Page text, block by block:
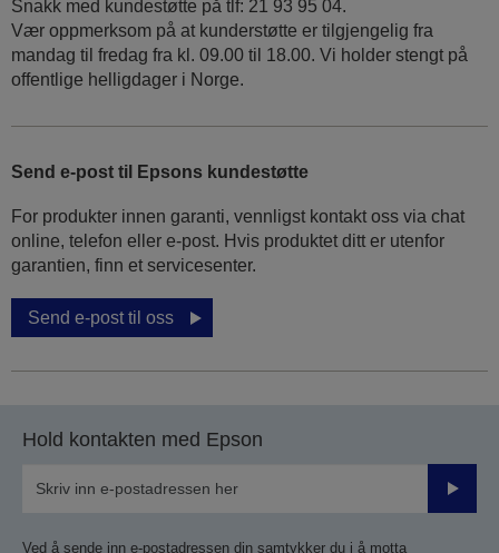
Snakk med kundestøtte på tlf: 21 93 95 04.
Vær oppmerksom på at kunderstøtte er tilgjengelig fra
mandag til fredag fra kl. 09.00 til 18.00. Vi holder stengt på
offentlige helligdager i Norge.
Send e-post til Epsons kundestøtte
For produkter innen garanti, vennligst kontakt oss via chat
online, telefon eller e-post. Hvis produktet ditt er utenfor
garantien, finn et servicesenter.
Send e-post til oss
Hold kontakten med Epson
Send
Ved å sende inn e-postadressen din samtykker du i å motta